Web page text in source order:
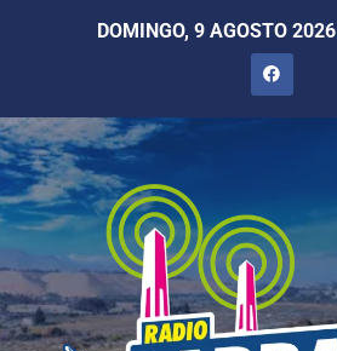
DOMINGO, 9 AGOSTO 2026